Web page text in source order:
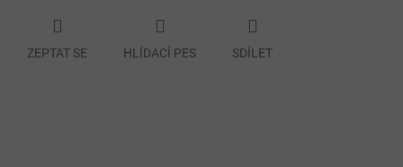
ZEPTAT SE HLÍDACÍ PES SDÍLET